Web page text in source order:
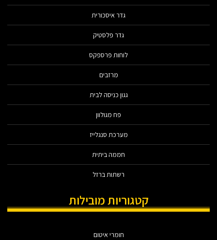
גדר איסכורית
גדר פלסטיק
לוחות פרספקס
מרזבים
גגון כניסה לבית
פח מגולוון
מערכת סנגלייז
חממה ביתית
רשתות ברזל
קטגוריות מובילות
חומרי איטום